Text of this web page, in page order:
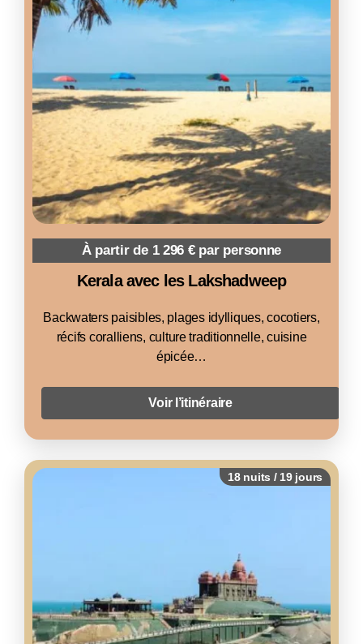
À partir de 1 296 € par personne
Kerala avec les Lakshadweep
Backwaters paisibles, plages idylliques, cocotiers,
récifs coralliens, culture traditionnelle, cuisine
épicée…
Voir l’itinéraire
18 nuits / 19 jours